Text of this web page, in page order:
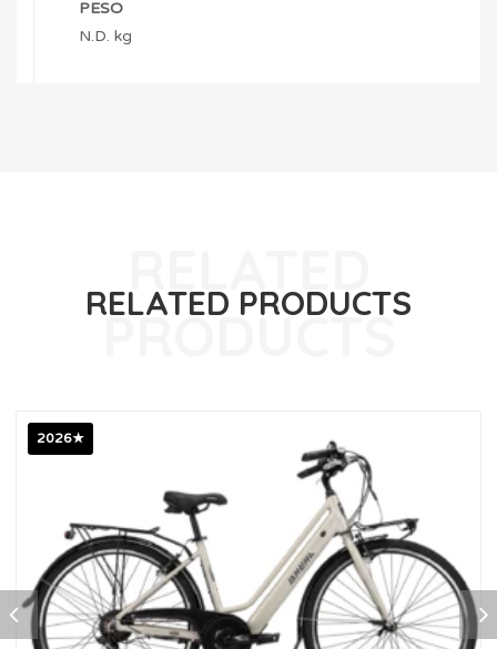
PESO
N.D. kg
RELATED PRODUCTS
2026★